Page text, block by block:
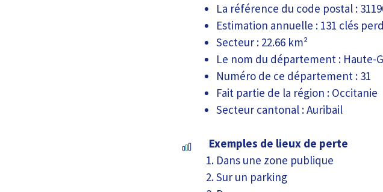
La référence du code postal :
Estimation annuelle : 131 clés
Secteur : 22.66 km²
Le nom du département : Haute-
Numéro de ce département : 31
Fait partie de la région : Occitanie
Secteur cantonal : Auribail
Exemples de lieux de perte
Dans une zone publique
Sur un parking